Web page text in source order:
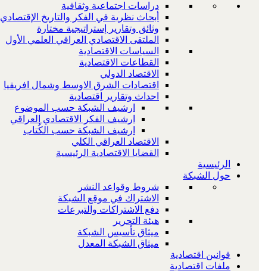
دراسات اجتماعية وثقافية
أبحاث نظرية في الفكر والتاريخ الإقتصادي
وثائق وتقارير إستراتيجية مختارة
الملتقى الاقتصادي العراقي العلمي الأول
السياسات الاقتصادية
القطاعات الاقتصادية
الاقتصاد الدولي
اقتصادات الشرق الاوسط وشمال افريقيا
احداث وتقارير اقتصادية
ارشيف الشبكة حسب الموضوع
ارشيف الفكر الاقتصادي العراقي
ارشيف الشبكة حسب الكُتاب
الاقتصاد العراقي الكلي
القضايا الاقتصادية الرئيسية
الرئيسية
حول الشبكة
شروط وقواعد النشر
الاشتراك في موقع الشبكة
دفع الاشتراكات والتبرعات
هيئة التحرير
ميثاق تأسيس الشبكة
ميثاق الشبكة المعدل
قوانين اقتصادية
ملفات اقتصادية